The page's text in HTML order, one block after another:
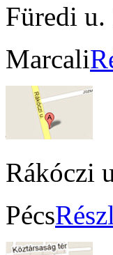
Füredi u.
Marcali
Rákóczi
Pécs